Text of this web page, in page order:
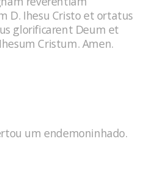
D. Ihesu Cristo et ortatus
glorificarent Deum et
Cristum. Amen.
um endemoninhado.